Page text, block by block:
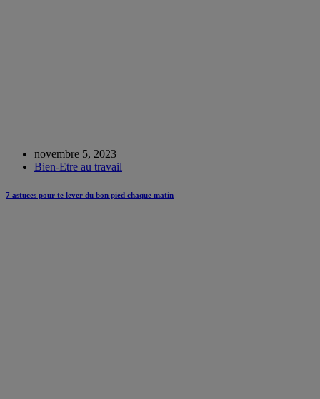
novembre 5, 2023
Bien-Etre au travail
7 astuces pour te lever du bon pied chaque matin